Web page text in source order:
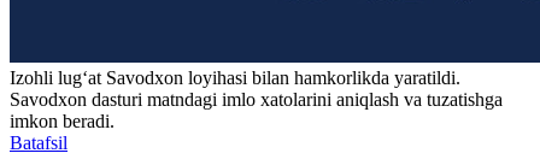
Izohli lugʻat Savodxon loyihasi bilan hamkorlikda yaratildi.
Savodxon dasturi matndagi imlo xatolarini aniqlash va tuzatishga
imkon beradi.
Batafsil